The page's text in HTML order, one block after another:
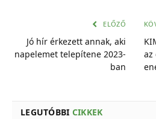
ELŐZŐ
Jó hír érkezett annak, aki
napelemet telepítene 2023-
ban
az
LEGUTÓBBI CIKKEK